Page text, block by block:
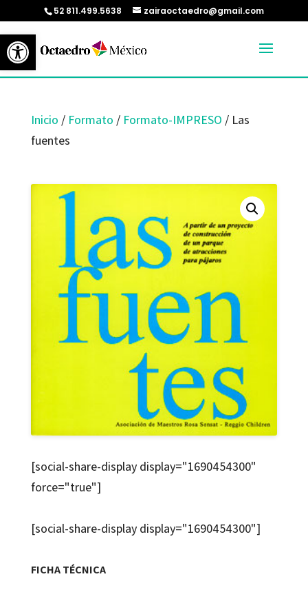
Abrir barra de herramientas
52 811.499.5638 zairaoctaedro@gmail.com
Inicio / Formato / Formato-IMPRESO / Las
fuentes
[social-share-display display="1690454300"
force="true"]
[social-share-display display="1690454300"]
FICHA TÉCNICA